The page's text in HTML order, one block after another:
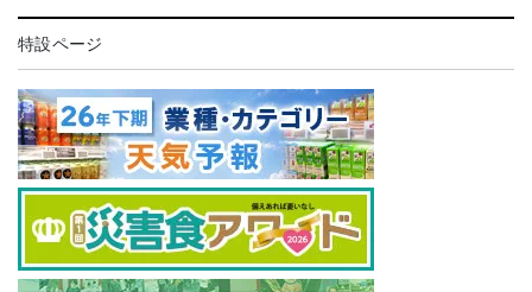
特設ページ